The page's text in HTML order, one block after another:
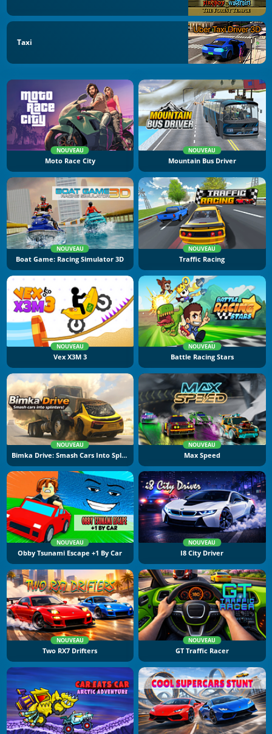
Taxi
NOUVEAU
Moto Race City
NOUVEAU
Mountain Bus Driver
NOUVEAU
Boat Game: Racing Simulator 3D
NOUVEAU
Traffic Racing
NOUVEAU
Vex X3M 3
NOUVEAU
Battle Racing Stars
NOUVEAU
Bimka Drive: Smash Cars Into Splinters
NOUVEAU
Max Speed
NOUVEAU
Obby Tsunami Escape +1 By Car
NOUVEAU
I8 City Driver
NOUVEAU
Two RX7 Drifters
NOUVEAU
GT Traffic Racer